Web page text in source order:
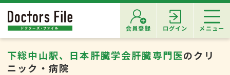
会員登録 ログイン メニュー
下総中山駅、日本肝臓学会肝臓専門医のクリ
ニック・病院